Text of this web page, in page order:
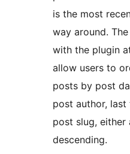
is the most
way around.
with the plugin
allow users to
posts by
post author,
post slug, either
descending.